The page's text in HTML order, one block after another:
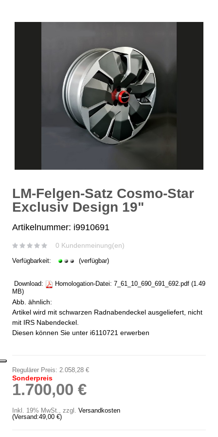
LM-Felgen-Satz Cosmo-Star
Exclusiv Design 19"
Artikelnummer: i9910691
0 Kundenmeinung(en)
Verfügbarkeit: (verfügbar)
Download: Homologation-Datei: 7_61_10_690_691_692.pdf (1.49
MB)
Abb. ähnlich:
Artikel wird mit schwarzen Radnabendeckel ausgeliefert, nicht
mit IRS Nabendeckel.
Diesen können Sie unter i6110721 erwerben
Regulärer Preis: 2.058,28 €
Sonderpreis
1.700,00 €
Inkl. 19% MwSt., zzgl. Versandkosten
(Versand:49,00 €)